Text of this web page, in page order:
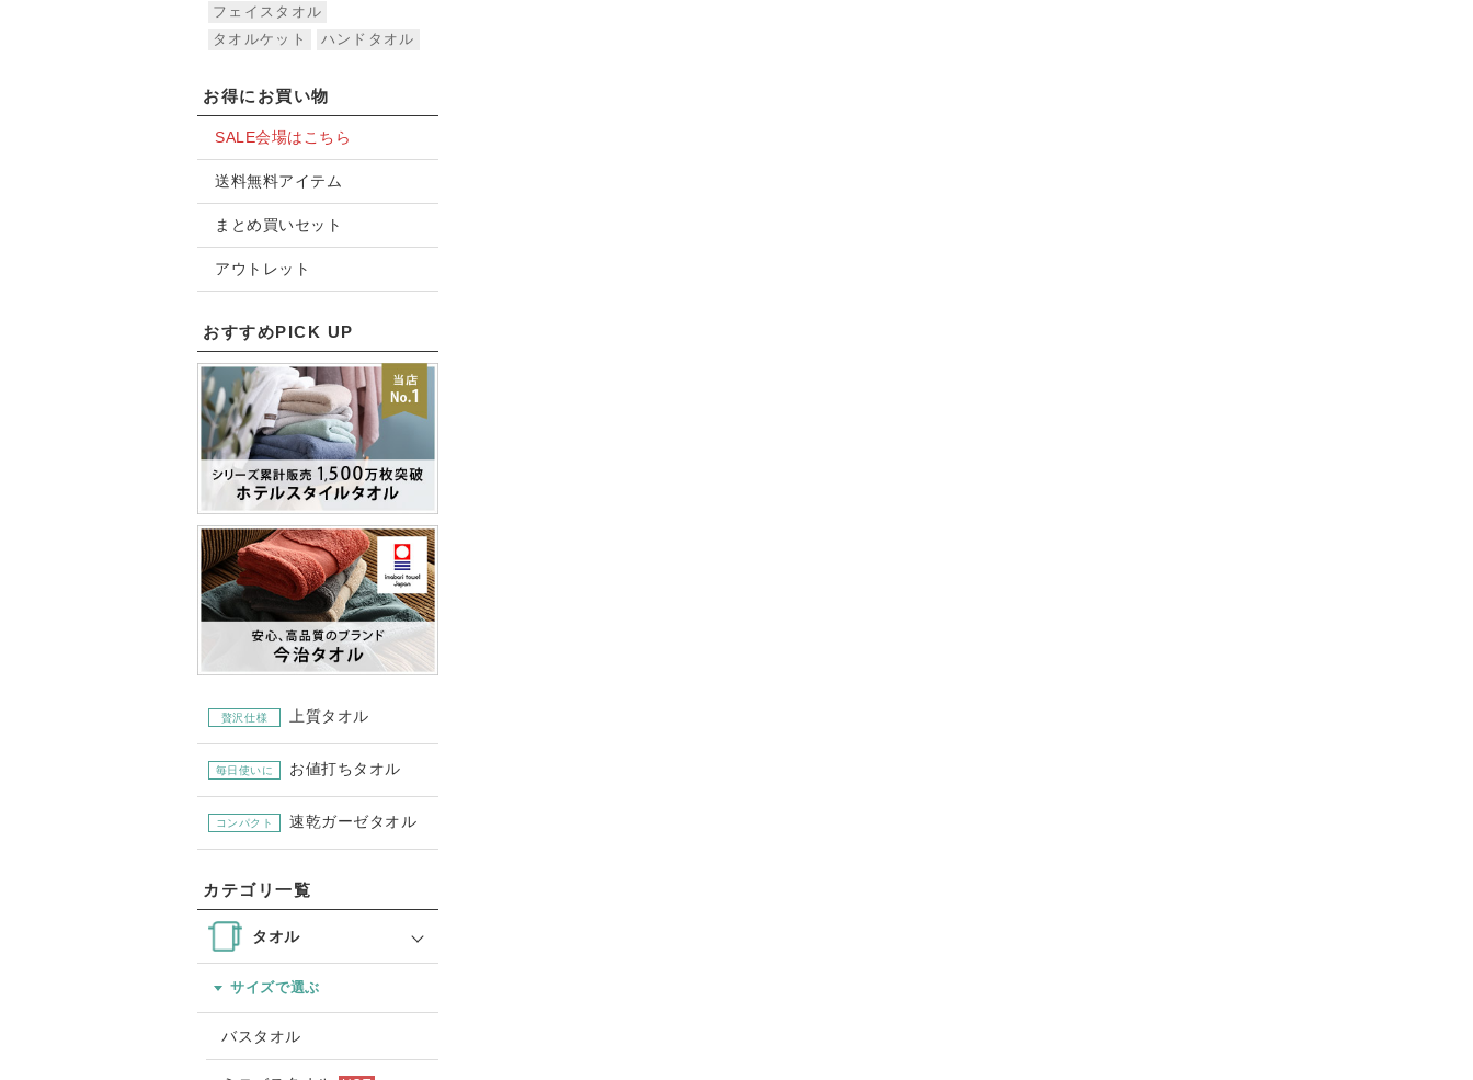
フェイスタオル
タオルケット
ハンドタオル
お得にお買い物
SALE会場はこちら
送料無料アイテム
まとめ買いセット
アウトレット
おすすめPICK UP
贅沢仕様 上質タオル
毎日使いに お値打ちタオル
コンパクト 速乾ガーゼタオル
カテゴリ一覧
タオル
サイズで選ぶ
バスタオル